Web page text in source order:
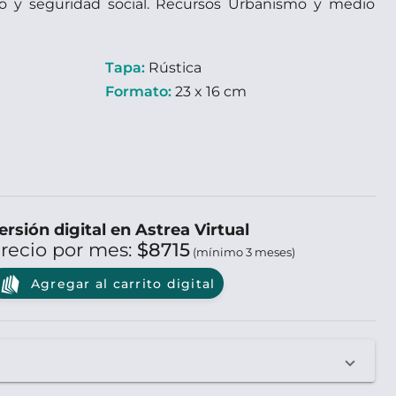
y seguridad social. Recursos Urbanismo y medio
Tapa: Rústica
Formato: 23 x 16 cm
digital en Astrea Virtual
por mes: $8715 (mínimo 3 meses)
Agregar al carrito digital